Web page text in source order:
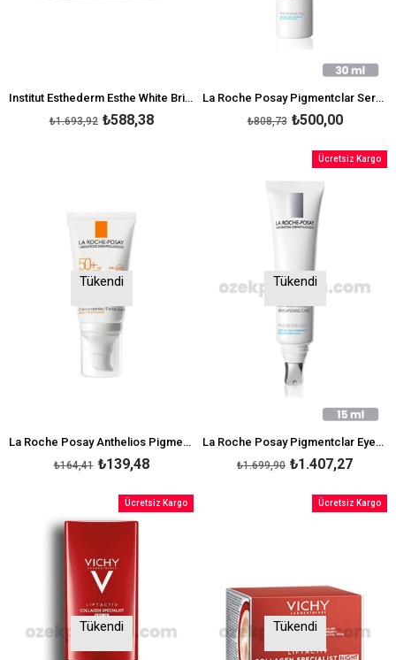
Institut Esthederm Esthe White Brightening Day Care 50 ml
₺588,38
₺1.693,92
La Roche Posay Pigmentclar Serum 30 ml
₺500,00
₺808,73
Tükendi
La Roche Posay Anthelios Pigmentation Spf50+ 50 ml
₺139,48
₺164,41
Tükendi
La Roche Posay Pigmentclar Eyes 15 ml
₺1.407,27
₺1.699,90
Ücretsiz Kargo
Tükendi
Ücretsiz Kargo
Tükendi
Ücretsiz Kargo